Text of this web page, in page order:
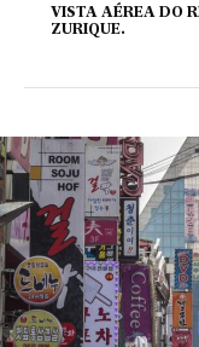
VISTA AÉREA DO
ZURIQUE.